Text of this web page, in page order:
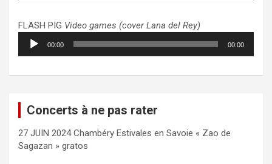
FLASH PIG Video games (cover Lana del Rey)
Lecteur
audio
00:00 00:00
Concerts à ne pas rater
27 JUIN 2024 Chambéry Estivales en Savoie « Zao de
Sagazan » gratos